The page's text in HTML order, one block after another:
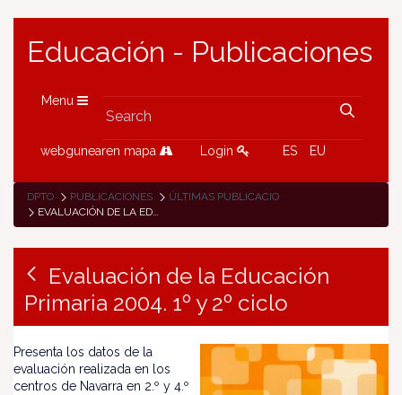
Educación - Publicaciones
Menu
webgunearen mapa Login ES EU
DPTO PUBLICACIONES
ÚLTIMAS PUBLICACIONES
EVALUACIÓN DE LA EDUCACIÓN PRIMARIA 2004. 1º Y 2º CICLO
Evaluación de la Educación
Primaria 2004. 1º y 2º ciclo
Presenta los datos de la
evaluación realizada en los
centros de Navarra en 2.º y 4.º